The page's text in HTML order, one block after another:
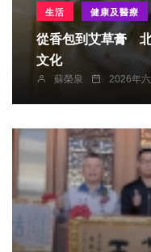
生活 健康及醫療
從香包到艾草膏
文化
蘇榮泉 2026年